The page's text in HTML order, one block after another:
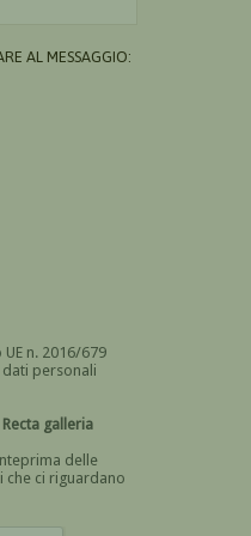
AL MESSAGGIO:
n. 2016/679
miei dati personali
Devi dare il consenso
delle
che ci riguardano